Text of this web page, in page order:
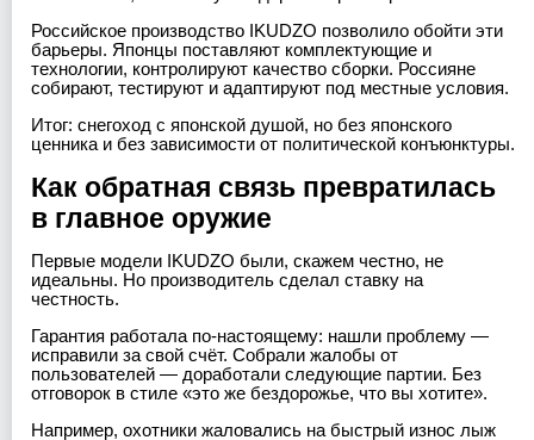
Российское производство IKUDZO позволило обойти эти
барьеры. Японцы поставляют комплектующие и
технологии, контролируют качество сборки. Россияне
собирают, тестируют и адаптируют под местные условия.
Итог: снегоход с японской душой, но без японского
ценника и без зависимости от политической конъюнктуры.
Как обратная связь превратилась
в главное оружие
Первые модели IKUDZO были, скажем честно, не
идеальны. Но производитель сделал ставку на
честность.
Гарантия работала по-настоящему: нашли проблему —
исправили за свой счёт. Собрали жалобы от
пользователей — доработали следующие партии. Без
отговорок в стиле «это же бездорожье, что вы хотите».
Например, охотники жаловались на быстрый износ лыж